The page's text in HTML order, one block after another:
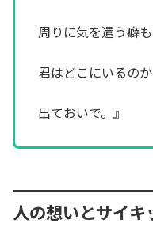
周りに気を遣う癖も
君はどこにいるのか
出ておいで。』
人の想いとサイキ